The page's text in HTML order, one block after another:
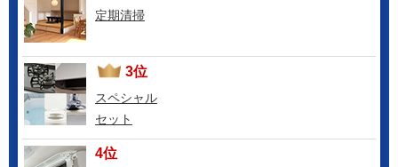
定期清掃
3位
スペシャル
セット
4位